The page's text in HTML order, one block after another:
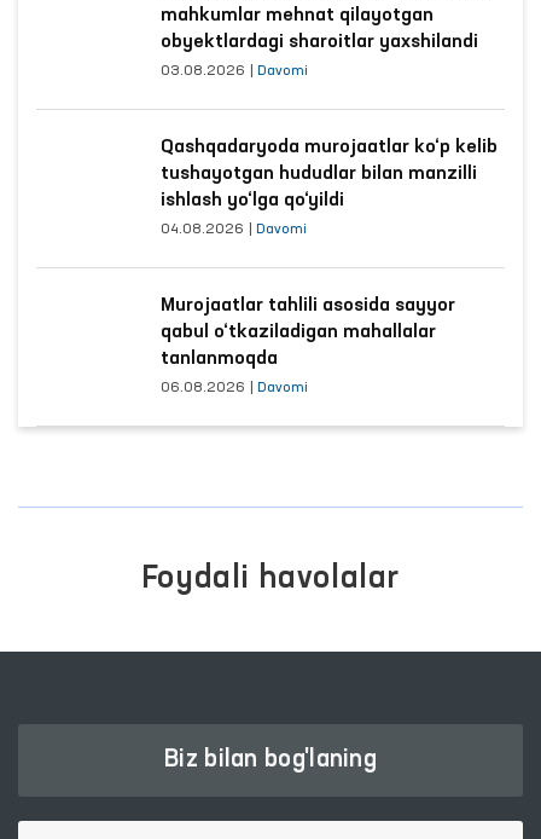
mahkumlar mehnat qilayotgan
obyektlardagi sharoitlar yaxshilandi
03.08.2026 Davomi
Qashqadaryoda murojaatlar ko‘p kelib
tushayotgan hududlar bilan manzilli
ishlash yo‘lga qo‘yildi
04.08.2026 Davomi
Murojaatlar tahlili asosida sayyor
qabul o‘tkaziladigan mahallalar
tanlanmoqda
06.08.2026 Davomi
Foydali havolalar
Biz bilan bog'laning